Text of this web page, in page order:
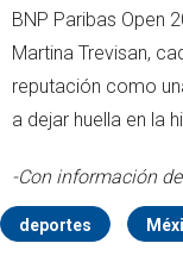
BNP Paribas Open
Martina Trevisan,
reputación como
a dejar huella en la
-Con información de
deportes